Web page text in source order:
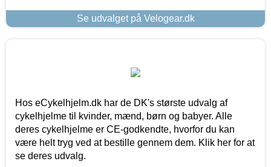
Se udvalget på Velogear.dk
Hos eCykelhjelm.dk har de DK's største udvalg af
cykelhjelme til kvinder, mænd, børn og babyer. Alle
deres cykelhjelme er CE-godkendte, hvorfor du kan
være helt tryg ved at bestille gennem dem. Klik her for at
se deres udvalg.